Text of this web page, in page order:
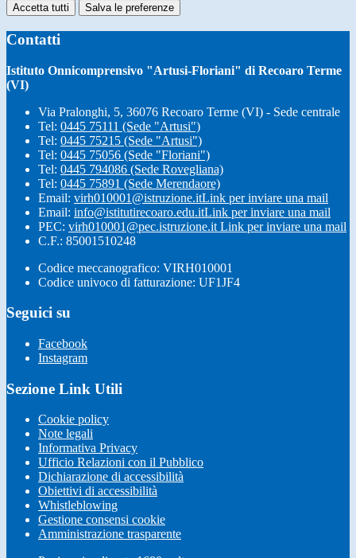
Accetta tutti Salva le preferenze
Contatti
Istituto Onnicomprensivo "Artusi-Floriani" di Recoaro Terme
(VI)
Via Pralonghi, 5, 36076 Recoaro Terme (VI) - Sede centrale
Tel: 0445 75111 (Sede "Artusi")
Tel: 0445 75215 (Sede "Artusi")
Tel: 0445 75056 (Sede "Floriani")
Tel: 0445 794086 (Sede Rovegliana)
Tel: 0445 75891 (Sede Merendaore)
Email: virh010001@istruzione.itLink per inviare una mail
Email: info@istitutirecoaro.edu.itLink per inviare una mail
PEC: virh010001@pec.istruzione.it Link per inviare una mail
C.F.: 85001510248
Codice meccanografico: VIRH010001
Codice univoco di fatturazione: UF1JF4
Seguici su
Facebook
Instagram
Sezione Link Utili
Cookie policy
Note legali
Informativa Privacy
Ufficio Relazioni con il Pubblico
Dichiarazione di accessibilità
Obiettivi di accessibilità
Whistleblowing
Gestione consensi cookie
Amministrazione trasparente